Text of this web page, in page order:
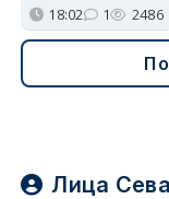
18:02 1 2486
Лица